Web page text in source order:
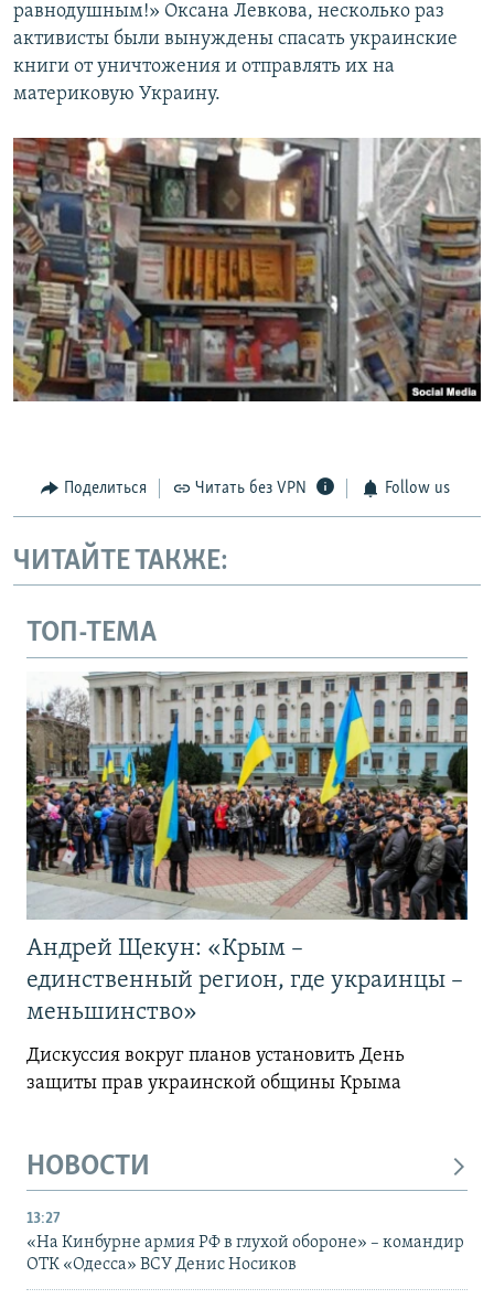
равнодушным!» Оксана Левкова, несколько раз
активисты были вынуждены спасать украинские
книги от уничтожения и отправлять их на
материковую Украину.
Поделиться Читать без VPN Follow us
ЧИТАЙТЕ ТАКЖЕ:
ТОП-ТЕМА
Андрей Щекун: «Крым –
единственный регион, где украинцы –
меньшинство»
Дискуссия вокруг планов установить День
защиты прав украинской общины Крыма
НОВОСТИ
13:27
«На Кинбурне армия РФ в глухой обороне» – командир
ОТК «Одесса» ВСУ Денис Носиков